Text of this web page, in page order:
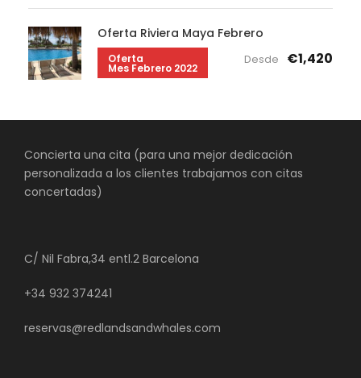
Oferta Riviera Maya Febrero
Oferta
Mes Febrero 2022
Desde €1,420
Concierta una cita (para una mejor dedicación
personalizada a los clientes trabajamos con citas
concertadas)
C/ Nil Fabra,34 entl.2 Barcelona
+34 932 374241
reservas@redlandsandwhales.com